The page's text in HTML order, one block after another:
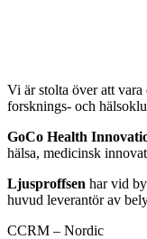
Vi är stolta över att
forsknings- och
GoCo Health
hälsa, medicinsk
Ljusproffsen har vid
huvud leverantör av
CCRM – Nordic